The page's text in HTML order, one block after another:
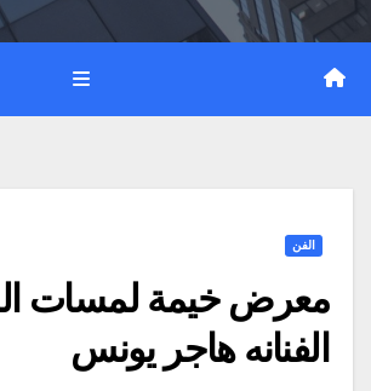
الفن
معرض خيمة لمسات
الفنانه هاجر يونس